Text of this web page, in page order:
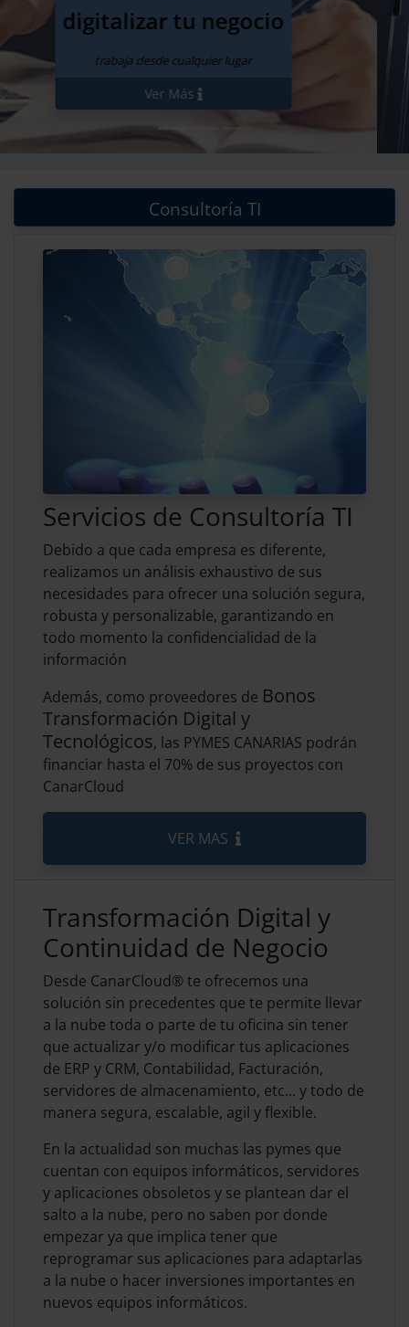
y ahora
anual
Ver Planes
Consultoría TI
Servicios de Consultoría TI
Debido a que cada empresa es diferente,
realizamos un análisis exhaustivo de sus
necesidades para ofrecer una solución segura,
robusta y personalizable, garantizando en
todo momento la confidencialidad de la
información
Además, como proveedores de Bonos
Transformación Digital y
Tecnológicos, las PYMES CANARIAS podrán
financiar hasta el 70% de sus proyectos con
CanarCloud
VER MAS
Transformación Digital y
Continuidad de Negocio
Desde CanarCloud® te ofrecemos una
solución sin precedentes que te permite llevar
a la nube toda o parte de tu oficina sin tener
que actualizar y/o modificar tus aplicaciones
de ERP y CRM, Contabilidad, Facturación,
servidores de almacenamiento, etc... y todo de
manera segura, escalable, agil y flexible.
En la actualidad son muchas las pymes que
cuentan con equipos informáticos, servidores
y aplicaciones obsoletos y se plantean dar el
salto a la nube, pero no saben por donde
empezar ya que implica tener que
reprogramar sus aplicaciones para adaptarlas
a la nube o hacer inversiones importantes en
nuevos equipos informáticos.